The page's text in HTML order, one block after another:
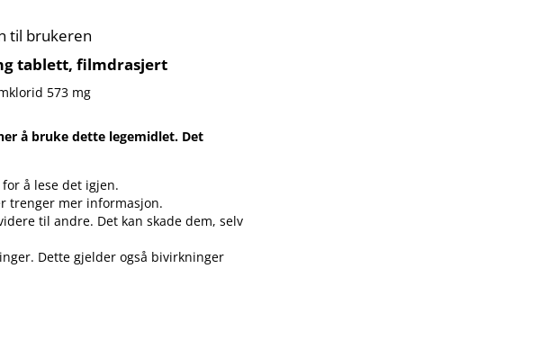
til brukeren
tablett, filmdrasjert
573 mg
å bruke dette legemidlet. Det
å lese det igjen.
trenger mer informasjon.
til andre. Det kan skade dem, selv
Dette gjelder også bivirkninger